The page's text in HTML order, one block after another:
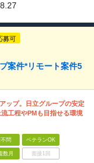
募可
案件*リモート案件5
ップ。日立グループの安定
工程やPMも目指せる環境
問 ベテランOK
数月 面接1回